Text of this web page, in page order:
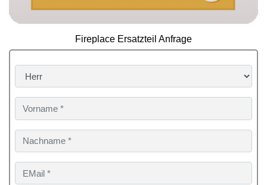
Fireplace Ersatzteil Anfrage